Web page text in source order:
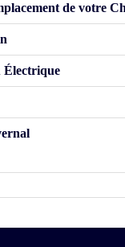
de votre
Électrique